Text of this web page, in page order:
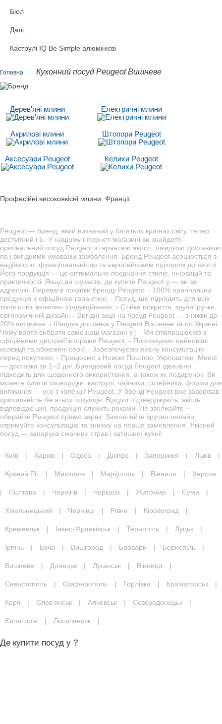
Біол
Далі ...
Каструлі IQ Be Simple алюмінієві
Головна Кухонний посуд Peugeot Вишневе
Дерев'яні млини Електричні млини
Акрилові млини Штопори Peugeot
Аксесуари Peugeot Келихи Peugeot
Професійні високоякісні млини. Франції.
Peugeot — бренд, який визнаний у багатьох країнах світу, тепер
доступний і в . У нашому інтернет-магазині ви знайдете
оригінальний посуд Peugeot з гарантією якості, швидкою доставкою
по і вигідними умовами замовлення. Бренд Peugeot асоціюється з
надійністю, функціональністю та європейським підходом до якості.
Його продукція — це оптимальне поєднання стилю, інновацій та
практичності. Якщо ви шукаєте, де купити Peugeot у — ви за
адресою. Переваги покупки бренду Peugeot: - 100% оригінальна
продукція з офіційною гарантією; - Посуд, що підходить для всіх
типів плит, включно з індукційними; - Стійке покриття, зручні ручки,
ергономічний дизайн; - Вигідні акції на посуд Peugeot — знижки до
20% щотижня; - Швидка доставка у Peugeot Вишневе та по Україні.
Чому варто вибрати саме наш магазин у : - Ми співпрацюємо з
офіційними дистриб’юторами Peugeot; - Пропонуємо найновіші
колекції та обмежені серії; - Забезпечуємо якісну консультацію
перед покупкою; - Працюємо з Новою Поштою, Укрпоштою, Meest
— доставка за 1–2 дні. Брендовий посуд Peugeot ідеально
підходить для щоденного використання, а також як подарунок. Ви
можете купити сковорідки, каструлі, чайники, сотейники, форми для
випікання — усе з колекції Peugeot. У бренд Peugeot вже завоював
прихильність багатьох покупців. Відгуки підтверджують: якість
відповідає ціні, продукція служить роками. Не зволікайте —
обирайте Peugeot прямо зараз. Замовляйте зручно онлайн,
отримуйте консультацію та знижку на перше замовлення. Якісний
посуд — запорука смачних страв і затишної кухні!
Київ | Харків | Одеса | Дніпро | Запоріжжя | Львів |
Кривий Ріг | Миколаїв | Маріуполь | Вінниця | Херсон
| Полтава | Чернігів | Черкаси | Житомир | Суми |
Хмельницький | Чернівці | Рівне | Кіровоград |
Кременчук | Івано-Франківськ | Тернопіль | Луцьк |
Ірпінь | Буча | Вишгород | Бровари | Бориспіль |
Вишневе | Донецьк | Луганськ | Вінниця |
Севастополь | Сімферополь | Горлівка | Краматорськ |
Керч | Слов'янськ | Алчевськ | Сєвєродонецьк |
Євпаторія | Лисичанськ |
Де купити посуд у ?